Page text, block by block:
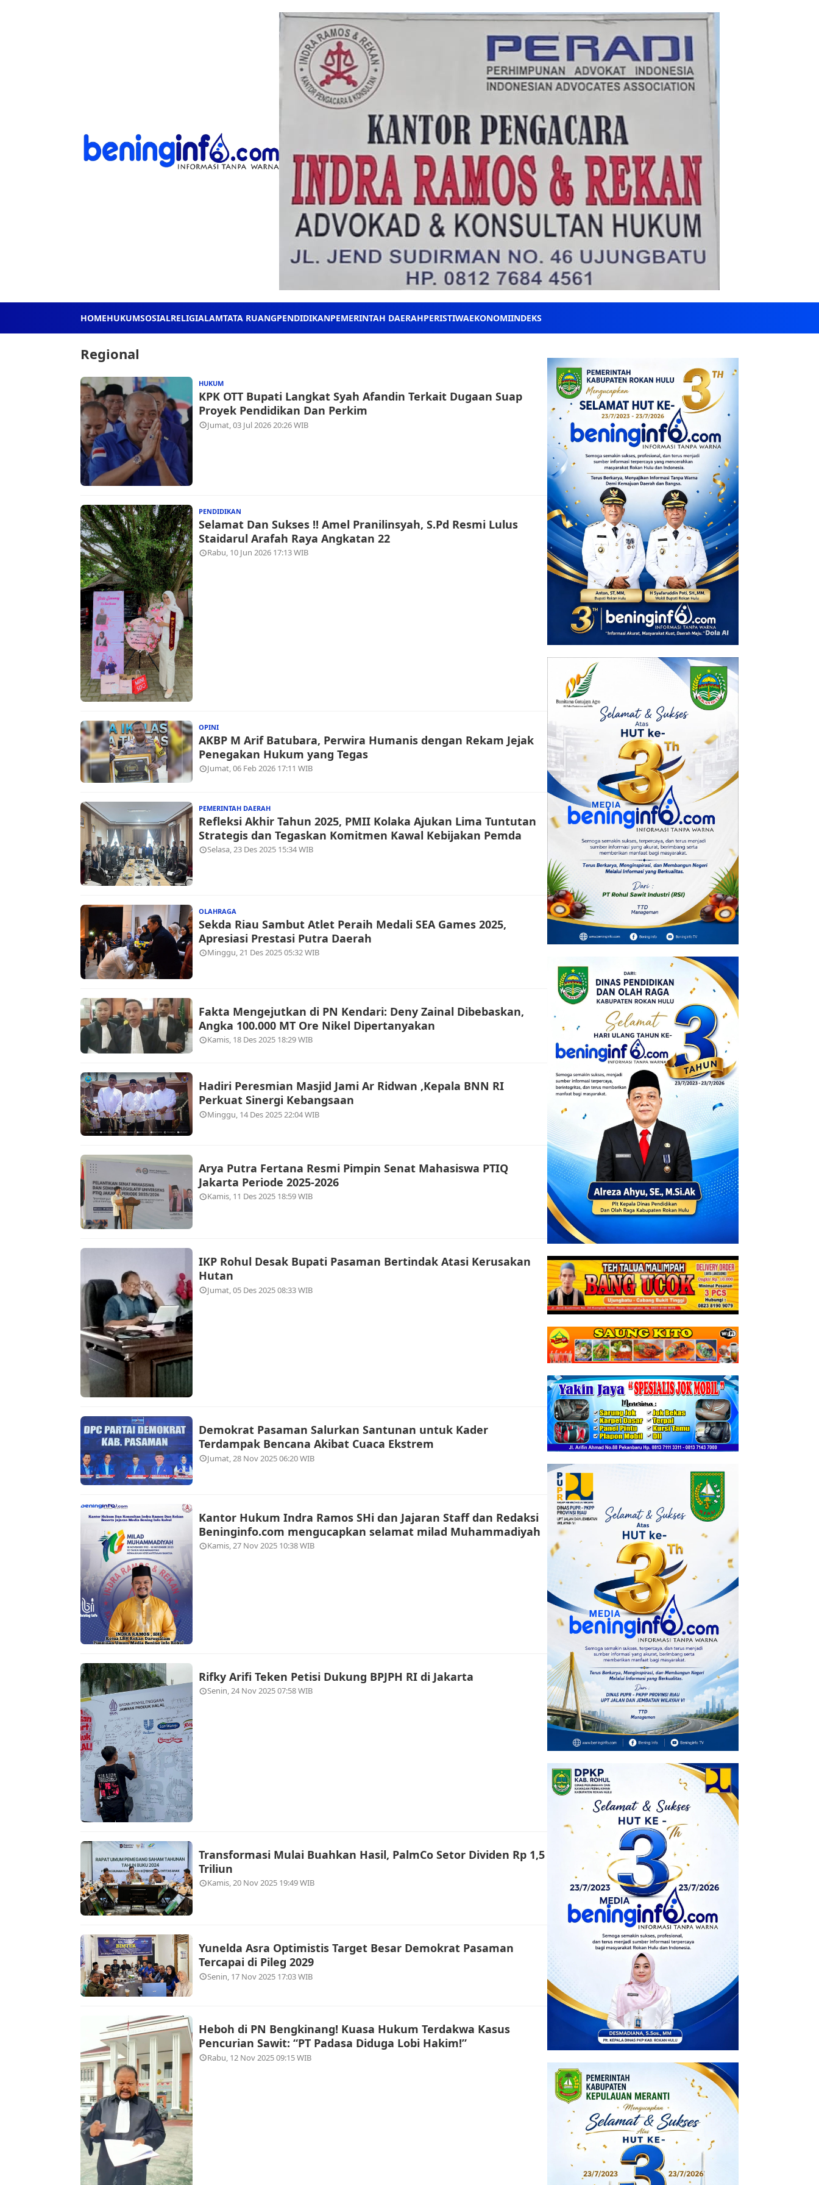
HOMEHUKUMSOSIALRELIGIALAMTATA RUANGPENDIDIKANPEMERINTAH DAERAHPERISTIWAEKONOMIINDEKS
Regional
HUKUM
KPK OTT Bupati Langkat Syah Afandin Terkait Dugaan Suap
Proyek Pendidikan Dan Perkim
Jumat, 03 Jul 2026 20:26 WIB
PENDIDIKAN
Selamat Dan Sukses !! Amel Pranilinsyah, S.Pd Resmi Lulus
Staidarul Arafah Raya Angkatan 22
Rabu, 10 Jun 2026 17:13 WIB
OPINI
AKBP M Arif Batubara, Perwira Humanis dengan Rekam Jejak
Penegakan Hukum yang Tegas
Jumat, 06 Feb 2026 17:11 WIB
PEMERINTAH DAERAH
Refleksi Akhir Tahun 2025, PMII Kolaka Ajukan Lima Tuntutan
Strategis dan Tegaskan Komitmen Kawal Kebijakan Pemda
Selasa, 23 Des 2025 15:34 WIB
OLAHRAGA
Sekda Riau Sambut Atlet Peraih Medali SEA Games 2025,
Apresiasi Prestasi Putra Daerah
Minggu, 21 Des 2025 05:32 WIB
Fakta Mengejutkan di PN Kendari: Deny Zainal Dibebaskan,
Angka 100.000 MT Ore Nikel Dipertanyakan
Kamis, 18 Des 2025 18:29 WIB
Hadiri Peresmian Masjid Jami Ar Ridwan ,Kepala BNN RI
Perkuat Sinergi Kebangsaan
Minggu, 14 Des 2025 22:04 WIB
Arya Putra Fertana Resmi Pimpin Senat Mahasiswa PTIQ
Jakarta Periode 2025-2026
Kamis, 11 Des 2025 18:59 WIB
IKP Rohul Desak Bupati Pasaman Bertindak Atasi Kerusakan
Hutan
Jumat, 05 Des 2025 08:33 WIB
Demokrat Pasaman Salurkan Santunan untuk Kader
Terdampak Bencana Akibat Cuaca Ekstrem
Jumat, 28 Nov 2025 06:20 WIB
Kantor Hukum Indra Ramos SHi dan Jajaran Staff dan Redaksi
Beninginfo.com mengucapkan selamat milad Muhammadiyah
Kamis, 27 Nov 2025 10:38 WIB
Rifky Arifi Teken Petisi Dukung BPJPH RI di Jakarta
Senin, 24 Nov 2025 07:58 WIB
Transformasi Mulai Buahkan Hasil, PalmCo Setor Dividen Rp 1,5
Triliun
Kamis, 20 Nov 2025 19:49 WIB
Yunelda Asra Optimistis Target Besar Demokrat Pasaman
Tercapai di Pileg 2029
Senin, 17 Nov 2025 17:03 WIB
Heboh di PN Bengkinang! Kuasa Hukum Terdakwa Kasus
Pencurian Sawit: “PT Padasa Diduga Lobi Hakim!”
Rabu, 12 Nov 2025 09:15 WIB